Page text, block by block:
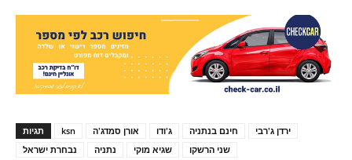
תגיות ksn אורן סמדג'ה ג'ודו חינם בנתניה
ירדן ג'רבי
נבחרת ישראל
נתניה שגיא מוקי שני הרשקו